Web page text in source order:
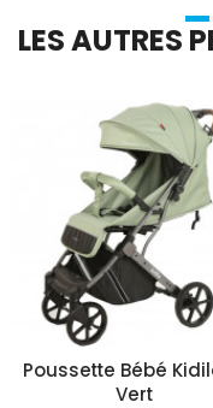
LES AUTRES
Poussette Bébé
Vert